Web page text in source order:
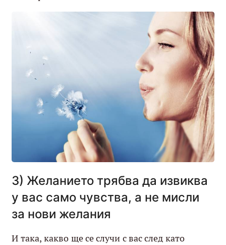
3) Желанието трябва да извиква
у вас само чувства, а не мисли
за нови желания
И така, какво ще се случи с вас след като